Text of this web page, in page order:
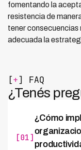
fomentando la
resistencia de
tener consecuencias
adecuada la
[+] FAQ
¿Tenés
[01]
¿Cómo